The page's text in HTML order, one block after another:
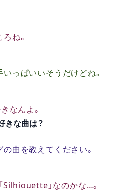
ね。
っぱいいそうだけどね。
なんよ。
きな曲は？
曲を教えてください。
Silhiouette」なのかな…。